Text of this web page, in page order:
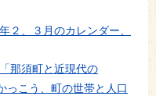
２、３月のカレンダー、
那須町と近現代の
っこう、町の世帯と人口